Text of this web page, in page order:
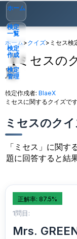
ホーム
検定
一覧
検定
作成
検定
管理
ゲスト▾
ホーム>クイズ> ミセス検
【ミセスの
定
検定作成者: BlaeX
ミセスに関するクイズで
ミセスのク
「ミセス」に関す
題に回答すると結
正解率: 87.5%
1問目:
Mrs.